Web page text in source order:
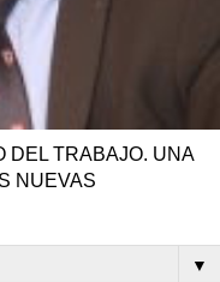
DEL TRABAJO. UNA
NUEVAS
▼